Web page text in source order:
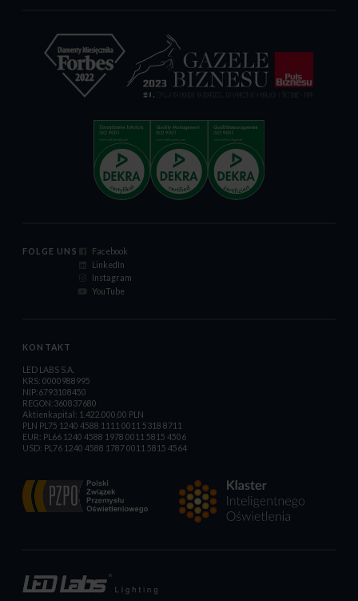
FOLGE UNS
Facebook
LinkedIn
Instagram
YouTube
KONTAKT
LED LABS S.A.
KRS: 0000988995
NIP:6793108450
REGON:360837680
Aktienkapital: 1.422.000,00 PLN
PLN PL75 1240 4588 1111 0011 5318 8711
EUR: PL66 1240 4588 1978 0011 5815 4506
USD: PL76 1240 4588 1787 0011 5815 4564